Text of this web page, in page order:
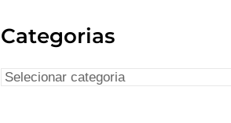
Categorias